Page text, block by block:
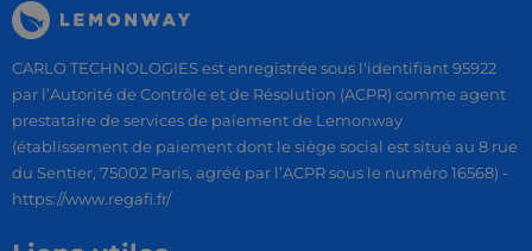
CARLO TECHNOLOGIES est enregistrée sous l'identifiant 95922
par l’Autorité de Contrôle et de Résolution (ACPR) comme agent
prestataire de services de paiement de Lemonway
(établissement de paiement dont le siège social est situé au 8 rue
du Sentier, 75002 Paris, agréé par l’ACPR sous le numéro 16568) -
https://www.regafi.fr/